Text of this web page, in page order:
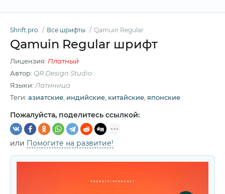
Shrift.pro Все шрифты Qamuin Regular
Qamuin Regular шрифт
Лицензия: Платный
Автор: QR Design Studio
Языки: Латиница
Теги: азиатские индийские китайские японские
Пожалуйста, поделитесь ссылкой:
или Помогите на развитие!